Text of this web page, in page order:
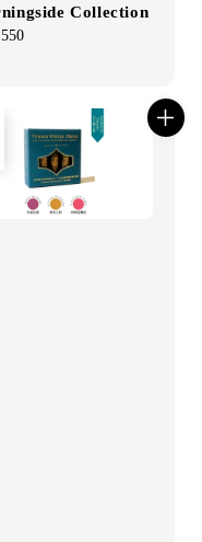
Collection